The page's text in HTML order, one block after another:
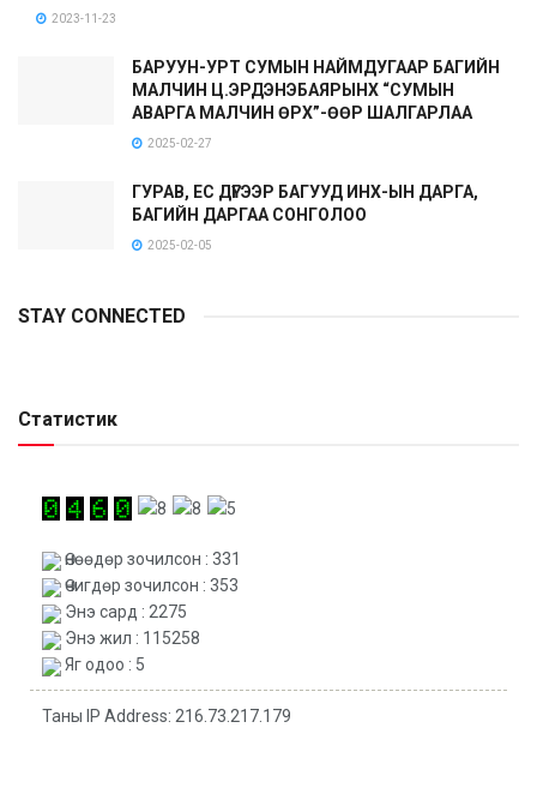
2023-11-23
БАРУУН-УРТ СУМЫН НАЙМДУГААР БАГИЙН
МАЛЧИН Ц.ЭРДЭНЭБАЯРЫНХ “СУМЫН
АВАРГА МАЛЧИН ӨРХ”-ӨӨР ШАЛГАРЛАА
2025-02-27
ГУРАВ, ЕС ДҮГЭЭР БАГУУД ИНХ-ЫН ДАРГА,
БАГИЙН ДАРГАА СОНГОЛОО
2025-02-05
STAY CONNECTED
Статистик
Өнөөдөр зочилсон : 331
Өчигдөр зочилсон : 353
Энэ сард : 2275
Энэ жил : 115258
Яг одоо : 5
Таны IP Address: 216.73.217.179